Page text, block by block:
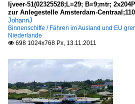
Ijveer-51(02325528;L=29; B=9;mtr;
zur Anlegestelle Amsterdam-
JohannJ
Binnenschiffe / Fähren im Ausland und EU
Niederlande
 698 1024x768 Px, 13.11.2011